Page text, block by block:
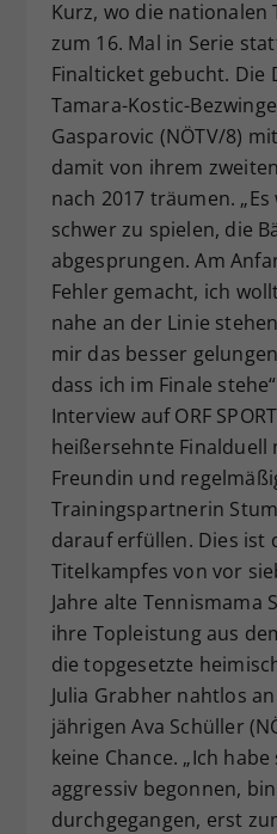
Kurz, wo die nationalen
zum 16. Mal in Serie
Finalticket gebucht.
Tamara-Kostic-
Gasparovic (NÖTV/8)
damit von ihrem
nach 2017 träumen.
schwer zu spielen, die
abgesprungen. Am
Fehler gemacht, ich
nahe an der Linie
mir das besser
dass ich im Finale
Interview auf ORF
heißersehnte Finalduell
Freundin und
Trainingspartnerin
darauf erfüllen. Dies ist
Titelkampfes von vor
Jahre alte Tennismama
ihre Topleistung aus
die topgesetzte
Julia Grabher nahtlos
jährigen Ava Schüller
keine Chance. „Ich
aggressiv begonnen,
durchgegangen, erst